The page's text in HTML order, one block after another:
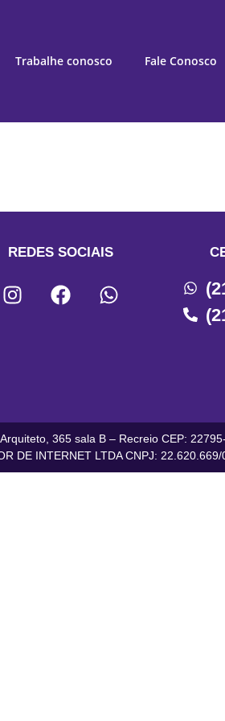
Trabalhe conosco Fale Conosco
REDES SOCIAIS
365 sala B – Recreio CEP:
DE INTERNET LTDA CNPJ: